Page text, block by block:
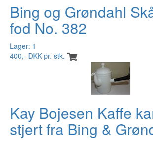
Bing og Grøndahl
fod No. 382
Lager: 1
400,- DKK pr. stk.
Kay Bojesen Kaffe
stjert fra Bing &